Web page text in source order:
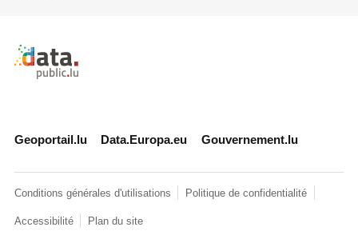
Retour à l'accueil de data.public.lu
Geoportail.lu Data.Europa.eu Gouvernement.lu
Conditions générales d'utilisations Politique de confidentialité
Accessibilité Plan du site